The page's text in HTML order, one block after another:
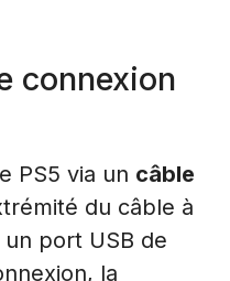
connexion
PS5 via un câble
du câble à
un port USB de
la